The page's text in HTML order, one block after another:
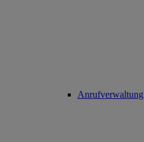
Anrufverwaltung